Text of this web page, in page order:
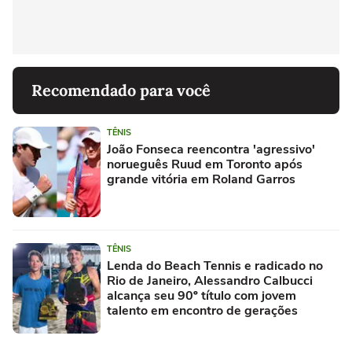
Recomendado para você
TÊNIS
João Fonseca reencontra 'agressivo'
norueguês Ruud em Toronto após
grande vitória em Roland Garros
TÊNIS
Lenda do Beach Tennis e radicado no
Rio de Janeiro, Alessandro Calbucci
alcança seu 90º título com jovem
talento em encontro de gerações